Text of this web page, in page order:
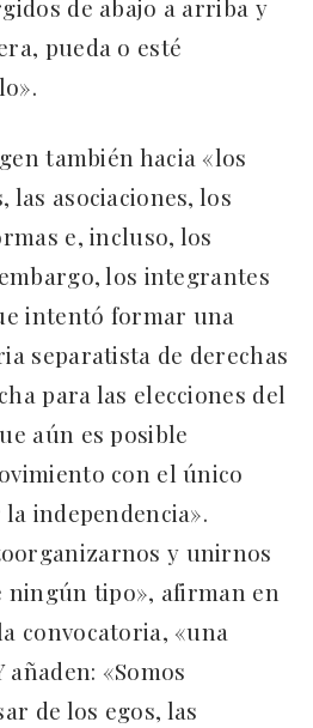
de abajo a arriba y
pueda o esté
también hacia «los
las asociaciones, los
e, incluso, los
los integrantes
intentó formar una
separatista de derechas
para las elecciones del
aún es posible
con el único
independencia».
y unirnos
ningún tipo», afirman en
convocatoria, «una
«Somos
de los egos, las